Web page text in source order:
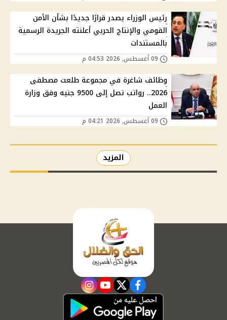
رئيس الوزراء يصدر قرارًا جديدًا بشأن الأمن
القومي والإنتاج الحربي أعلنته الجريدة الرسمية
بالمستندات
وظائف شاغرة في مجموعة طلعت مصطفى
2026.. رواتب تصل إلى 9500 جنيه وفق وزارة
العمل
المزيد
facebook
twitter
youtube
instagram